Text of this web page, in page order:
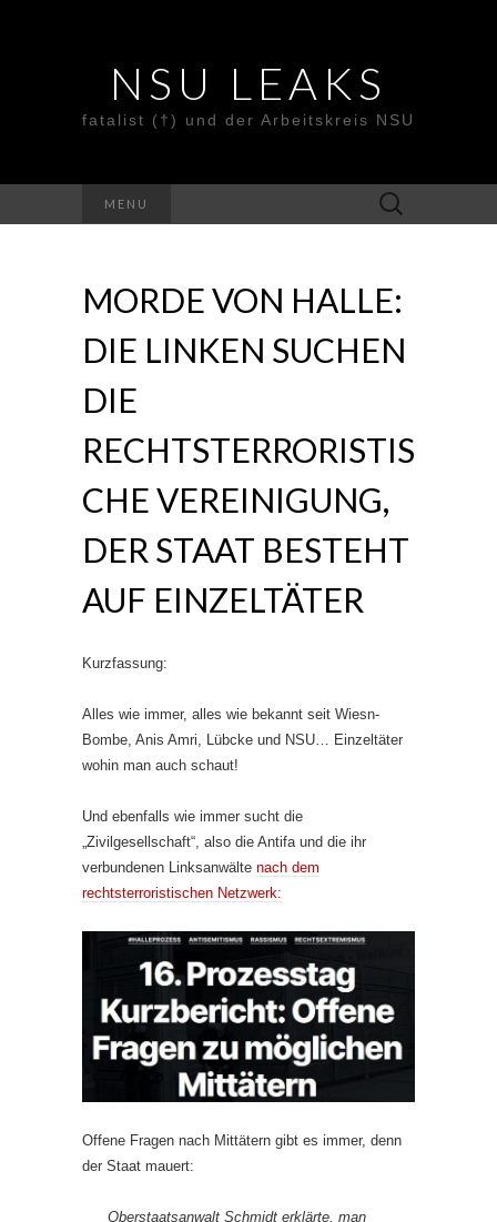
NSU LEAKS
fatalist (†) und der Arbeitskreis NSU
MENU
Suche
nach:
MORDE VON HALLE:
DIE LINKEN SUCHEN
DIE
RECHTSTERRORISTIS
CHE VEREINIGUNG,
DER STAAT BESTEHT
AUF EINZELTÄTER
Kurzfassung:
Alles wie immer, alles wie bekannt seit Wiesn-
Bombe, Anis Amri, Lübcke und NSU… Einzeltäter
wohin man auch schaut!
Und ebenfalls wie immer sucht die
„Zivilgesellschaft“, also die Antifa und die ihr
verbundenen Linksanwälte nach dem
rechtsterroristischen Netzwerk:
Offene Fragen nach Mittätern gibt es immer, denn
der Staat mauert:
Oberstaatsanwalt Schmidt erklärte, man